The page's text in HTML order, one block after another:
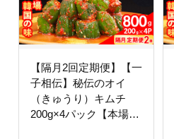
【隔月2回定期便】【一
子相伝】秘伝のオイ
（きゅうり）キムチ
200g×4パック【本場の